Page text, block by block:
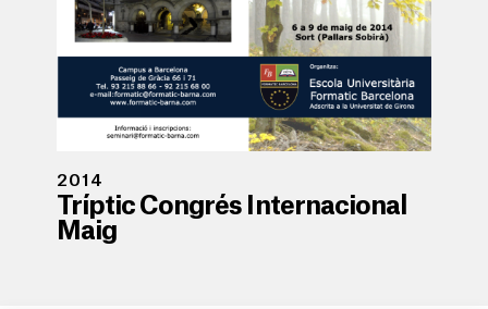
2014
Tríptic Congrés Internacional
Maig